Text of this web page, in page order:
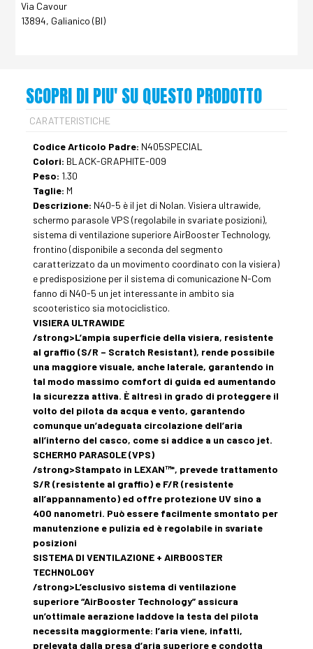
Via Cavour
13894, Galianico (BI)
SCOPRI DI PIU' SU QUESTO PRODOTTO
CARATTERISTICHE
Codice Articolo Padre: N405SPECIAL
Colori: BLACK-GRAPHITE-009
Peso: 1.30
Taglie: M
Descrizione: N40-5 è il jet di Nolan. Visiera ultrawide,
schermo parasole VPS (regolabile in svariate posizioni),
sistema di ventilazione superiore AirBooster Technology,
frontino (disponibile a seconda del segmento
caratterizzato da un movimento coordinato con la visiera)
e predisposizione per il sistema di comunicazione N-Com
fanno di N40-5 un jet interessante in ambito sia
scooteristico sia motociclistico.
VISIERA ULTRAWIDE
/strong>L’ampia superficie della visiera, resistente
al graffio (S/R – Scratch Resistant), rende possibile
una maggiore visuale, anche laterale, garantendo in
tal modo massimo comfort di guida ed aumentando
la sicurezza attiva. È altresì in grado di proteggere il
volto del pilota da acqua e vento, garantendo
comunque un’adeguata circolazione dell’aria
all’interno del casco, come si addice a un casco jet.
SCHERMO PARASOLE (VPS)
/strong>Stampato in LEXAN™*, prevede trattamento
S/R (resistente al graffio) e F/R (resistente
all’appannamento) ed offre protezione UV sino a
400 nanometri. Può essere facilmente smontato per
manutenzione e pulizia ed è regolabile in svariate
posizioni
SISTEMA DI VENTILAZIONE + AIRBOOSTER
TECHNOLOGY
/strong>L’esclusivo sistema di ventilazione
superiore “AirBooster Technology” assicura
un’ottimale aerazione laddove la testa del pilota
necessita maggiormente: l’aria viene, infatti,
prelevata dalla presa d’aria superiore e condotta